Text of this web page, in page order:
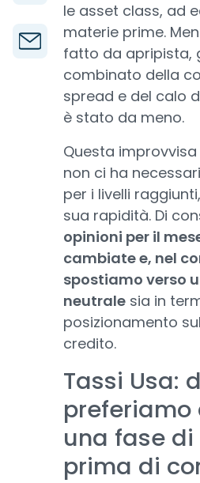
le asset class, ad
materie prime.
fatto da apripista,
combinato della
spread e del calo
è stato da meno.
Questa
non ci ha
per i livelli
sua rapidità. Di
opinioni per il
cambiate e, nel
spostiamo verso
neutrale sia in
posizionamento
credito.
Tassi Usa:
una fase di
prima di